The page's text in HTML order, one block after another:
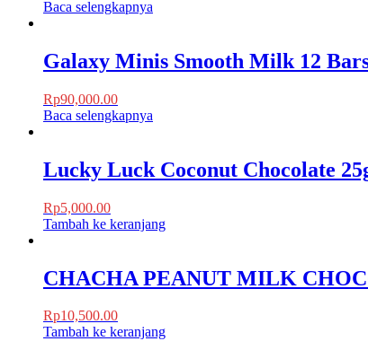
Baca selengkapnya
Galaxy Minis Smooth Milk 12
Rp90,000.00
Baca selengkapnya
Lucky Luck Coconut Chocolate
Rp5,000.00
Tambah ke keranjang
CHACHA PEANUT MILK
Rp10,500.00
Tambah ke keranjang